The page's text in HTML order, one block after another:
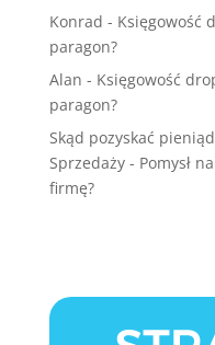
Konrad - Księgowość
paragon?
Alan - Księgowość
paragon?
Skąd pozyskać
Sprzedaży- Pomysł
firmę?